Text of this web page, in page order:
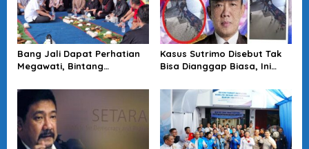
Bang Jali Dapat Perhatian
Megawati, Bintang
Pojok Baca
Kasus Sutrimo Disebut Tak
Bisa Dianggap Biasa, Ini
Tuntas